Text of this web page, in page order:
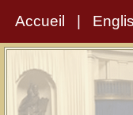
Accueil